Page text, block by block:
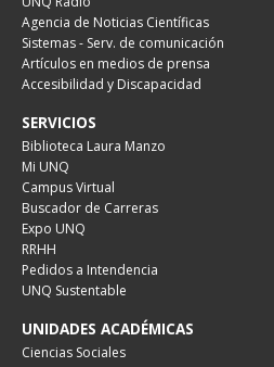
Agencia de Noticias Científicas
Sistemas - Serv. de comunicación
Artículos en medios de prensa
Accesibilidad y Discapacidad
SERVICIOS
Biblioteca Laura Manzo
Mi UNQ
Campus Virtual
Buscador de Carreras
Expo UNQ
RRHH
Pedidos a Intendencia
UNQ Sustentable
UNIDADES ACADÉMICAS
Ciencias Sociales